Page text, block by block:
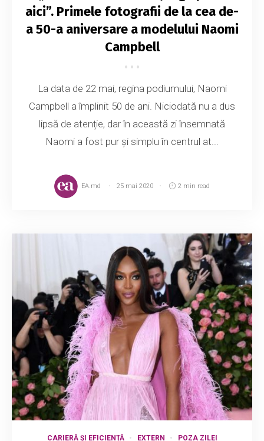
aici”. Primele fotografii de la cea de-
a 50-a aniversare a modelului Naomi
Campbell
La data de 22 mai, regina podiumului, Naomi
Campbell a împlinit 50 de ani. Niciodată nu a dus
lipsă de atenție, dar în această zi însemnată
Naomi a fost pur și simplu în centrul at...
EA.md 25 mai 2020 2 min read
CARIERĂ ȘI EFICIENȚĂ EXTERN POZA ZILEI